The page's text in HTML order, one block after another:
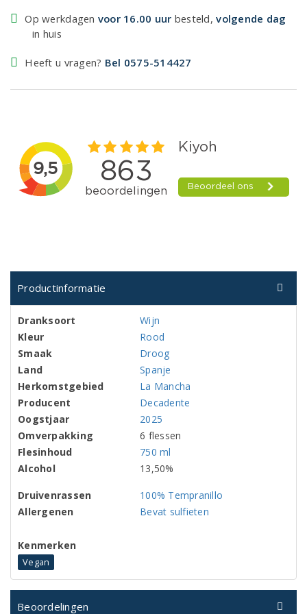
Op werkdagen voor 16.00 uur besteld,volgende dag
in huis
Heeft u vragen? Bel 0575-514427
Productinformatie
Dranksoort
Wijn
Kleur
Rood
Smaak
Droog
Land
Spanje
Herkomstgebied
La Mancha
Producent
Decadente
Oogstjaar
2025
Omverpakking
6 flessen
Flesinhoud
750 ml
Alcohol
13,50%
Druivenrassen
100% Tempranillo
Allergenen
Bevat sulfieten
Kenmerken
Vegan
Beoordelingen